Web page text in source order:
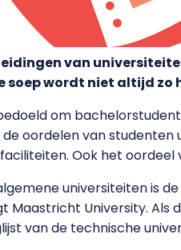
van
soep wordt niet altijd zo
om
oordelen van
Ook het oordeel
universiteiten is
Maastricht University. Als
van de technische